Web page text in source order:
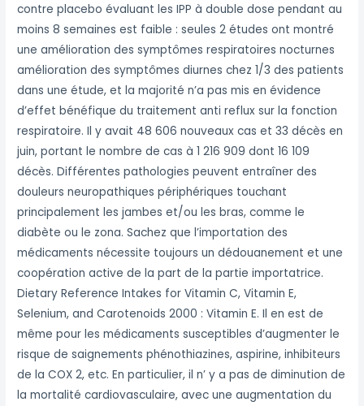
contre placebo évaluant les IPP à double dose pendant au
moins 8 semaines est faible : seules 2 études ont montré
une amélioration des symptômes respiratoires nocturnes
amélioration des symptômes diurnes chez 1/3 des patients
dans une étude, et la majorité n’a pas mis en évidence
d’effet bénéfique du traite­ment anti reflux sur la fonction
respiratoire. Il y avait 48 606 nouveaux cas et 33 décès en
juin, portant le nombre de cas à 1 216 909 dont 16 109
décès. Différentes pathologies peuvent entraîner des
douleurs neuropathiques périphériques touchant
principalement les jambes et/ou les bras, comme le
diabète ou le zona. Sachez que l’importation des
médicaments nécessite toujours un dédouanement et une
coopération active de la part de la partie importatrice.
Dietary Reference Intakes for Vitamin C, Vitamin E,
Selenium, and Carotenoids 2000 : Vitamin E. Il en est de
même pour les médicaments susceptibles d’augmenter le
risque de saignements phénothiazines, aspirine, inhibiteurs
de la COX 2, etc. En particulier, il n’ y a pas de diminution de
la mortalité cardiovasculaire, avec une augmentation du